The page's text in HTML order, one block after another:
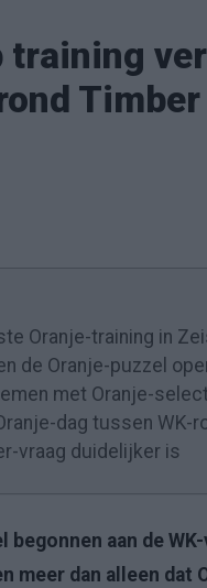
Timber
Oranje-training in
de Oranje-puzzel
met Oranje-
dag tussen WK-
vraag duidelijker is
aan de
meer dan alleen dat